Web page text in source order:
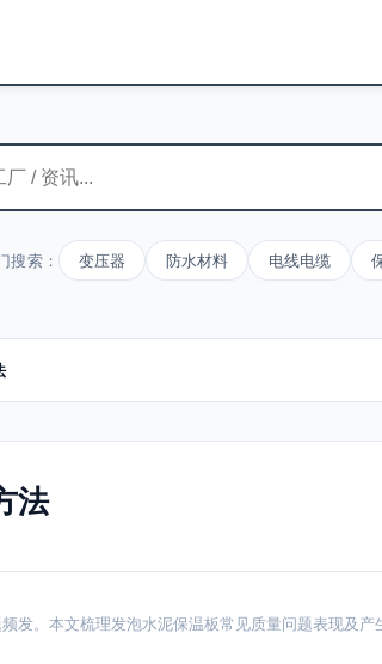
搜索： 变压器 防水材料 电线电缆
法
发。本文梳理发泡水泥保温板常见质量问题表现及产